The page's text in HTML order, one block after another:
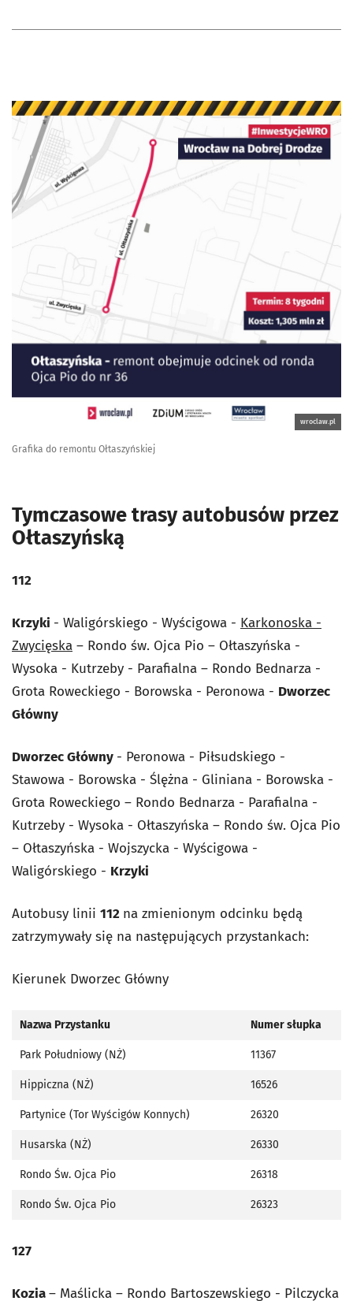
wroclaw.pl
Grafika do remontu Ołtaszyńskiej
Tymczasowe trasy autobusów przez
Ołtaszyńską
112
Krzyki - Waligórskiego - Wyścigowa - Karkonoska -
Zwycięska – Rondo św. Ojca Pio – Ołtaszyńska -
Wysoka - Kutrzeby - Parafialna – Rondo Bednarza -
Grota Roweckiego - Borowska - Peronowa - Dworzec
Główny
Dworzec Główny - Peronowa - Piłsudskiego -
Stawowa - Borowska - Ślężna - Gliniana - Borowska -
Grota Roweckiego – Rondo Bednarza - Parafialna -
Kutrzeby - Wysoka - Ołtaszyńska – Rondo św. Ojca Pio
– Ołtaszyńska - Wojszycka - Wyścigowa -
Waligórskiego - Krzyki
Autobusy linii 112 na zmienionym odcinku będą
zatrzymywały się na następujących przystankach:
Kierunek Dworzec Główny
Nazwa Przystanku Numer słupka
Park Południowy (NŻ) 11367
Hippiczna (NŻ) 16526
Partynice (Tor Wyścigów Konnych) 26320
Husarska (NŻ) 26330
Rondo Św. Ojca Pio 26318
Rondo Św. Ojca Pio 26323
127
Kozia– Maślicka – Rondo Bartoszewskiego - Pilczycka